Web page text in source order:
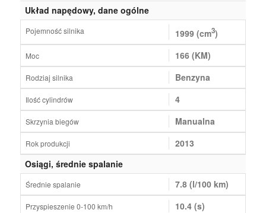
Układ napędowy, dane ogólne
Pojemność silnika 1999 (cm3)
Moc 166 (KM)
Rodziaj silnika Benzyna
Ilość cylindrów 4
Skrzynia biegów Manualna
Rok produkcji
2013
Osiągi, średnie spalanie
Średnie spalanie 7.8 (l/100 km)
Przyspieszenie 0-100 km/h 10.4 (s)